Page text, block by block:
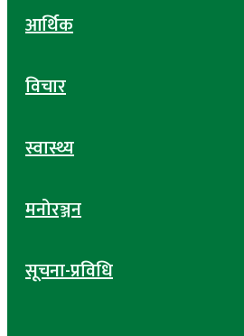
आर्थिक
विचार
स्वास्थ्य
मनोरञ्जन
सूचना-प्रविधि